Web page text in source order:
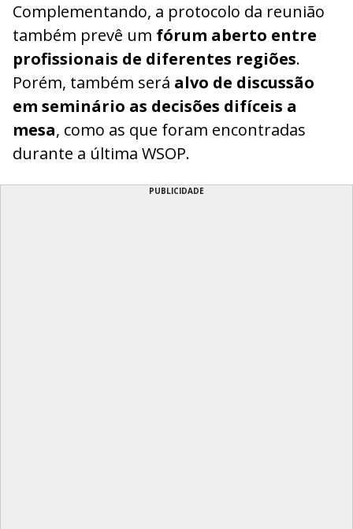
Complementando, a protocolo da reunião
também prevê um fórum aberto entre
profissionais de diferentes regiões.
Porém, também será alvo de discussão
em seminário as decisões difíceis a
mesa, como as que foram encontradas
durante a última WSOP.
PUBLICIDADE